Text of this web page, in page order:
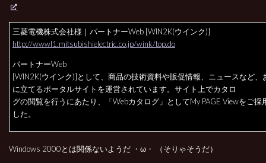
三菱電機株式会社様 ｜パートナーWeb [WIN2K(ウインク)]
http://wwwl1.mitsubishielectric.co.jp/wink/top.do
パートナーWeb
[WIN2K(ウインク)]として、商品の技術資料や販促情報、ニュースなど、
に立てるポータルサイトを運営されています。サイト上でカタロ
グの閲覧を行うにあたり、「Webカタログ」としてMy PAGE Viewをご採
した。
Windows 2000とは関係ないようだ ・ω・ （そりゃそうだ）